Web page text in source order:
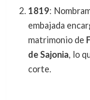
1819:
embajada
matrimonio de
de Sajonia, lo
corte.